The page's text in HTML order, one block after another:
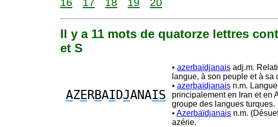
Il y a 11 mots de quatorze lettres
et S
AZERBAI DJANAIS
• azerbaïdjanais adj.m.
langue, à son peuple et à sa
• azerbaïdjanais n.m.
principalement en Iran et en
groupe des langues turques.
• Azerbaïdjanais n.m.
azérie.